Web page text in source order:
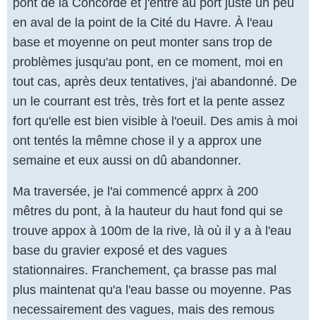
pont de la Concorde et j'entre au port juste un peu
en aval de la point de la Cité du Havre. À l'eau
base et moyenne on peut monter sans trop de
problèmes jusqu'au pont, en ce moment, moi en
tout cas, après deux tentatives, j'ai abandonné. De
un le courrant est très, très fort et la pente assez
fort qu'elle est bien visible à l'oeuil. Des amis à moi
ont tentés la mêmne chose il y a approx une
semaine et eux aussi on dû abandonner.
Ma traversée, je l'ai commencé apprx à 200
mêtres du pont, à la hauteur du haut fond qui se
trouve appox à 100m de la rive, là où il y a à l'eau
base du gravier exposé et des vagues
stationnaires. Franchement, ça brasse pas mal
plus maintenat qu'a l'eau basse ou moyenne. Pas
necessairement des vagues, mais des remous